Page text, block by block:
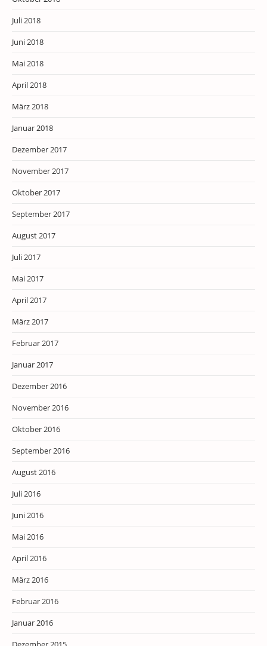
Juli 2018
Juni 2018
Mai 2018
April 2018
März 2018
Januar 2018
Dezember 2017
November 2017
Oktober 2017
September 2017
August 2017
Juli 2017
Mai 2017
April 2017
März 2017
Februar 2017
Januar 2017
Dezember 2016
November 2016
Oktober 2016
September 2016
August 2016
Juli 2016
Juni 2016
Mai 2016
April 2016
März 2016
Februar 2016
Januar 2016